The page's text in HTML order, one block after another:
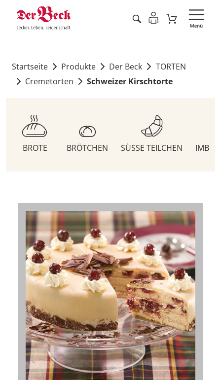
Startseite Produkte Der Beck
TORTEN
Cremetorten
Schweizer Kirschtorte
BROTE BRÖTCHEN SÜSSE TEILCHEN